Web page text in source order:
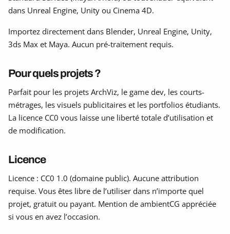
dans Unreal Engine, Unity ou Cinema 4D.
Importez directement dans Blender, Unreal Engine, Unity,
3ds Max et Maya. Aucun pré-traitement requis.
Pour quels projets ?
Parfait pour les projets ArchViz, le game dev, les courts-
métrages, les visuels publicitaires et les portfolios étudiants.
La licence CC0 vous laisse une liberté totale d’utilisation et
de modification.
Licence
Licence : CC0 1.0 (domaine public). Aucune attribution
requise. Vous êtes libre de l’utiliser dans n’importe quel
projet, gratuit ou payant. Mention de ambientCG appréciée
si vous en avez l’occasion.